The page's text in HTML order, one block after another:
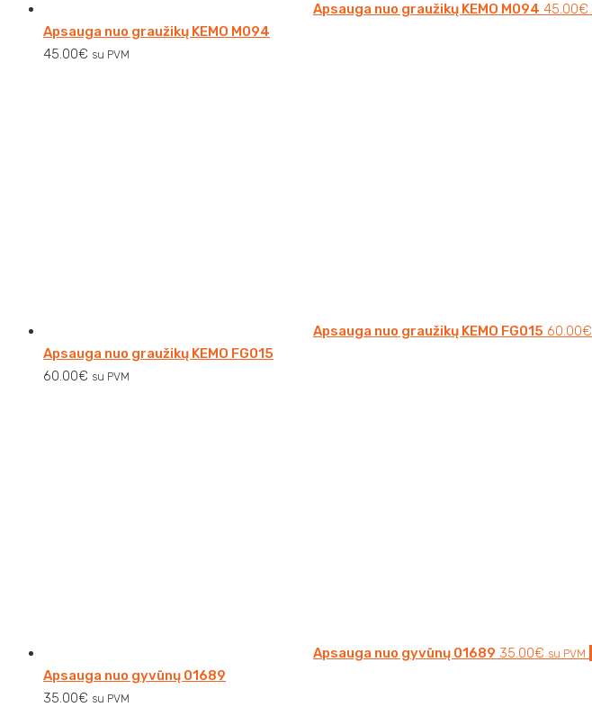
Apsauga nuo graužikų KEMO M094 45.00€
Apsauga nuo graužikų KEMO M094
45.00€ su PVM
Apsauga nuo graužikų KEMO FG015 60.00€
Apsauga nuo graužikų KEMO FG015
60.00€ su PVM
Apsauga nuo gyvūnų 01689 35.00€ su PVM
Apsauga nuo gyvūnų 01689
35.00€ su PVM